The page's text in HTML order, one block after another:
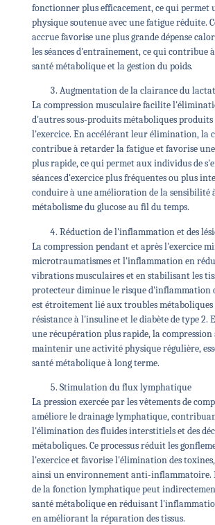
fonctionner plus efficacement, ce qui permet
physique soutenue avec une fatigue réduite.
accrue favorise une plus grande dépense
les séances d'entraînement, ce qui contribue
santé métabolique et la gestion du poids.
Augmentation de la clairance du
La compression musculaire facilite
d'autres sous-produits métaboliques
l'exercice. En accélérant leur élimination, la
contribue à retarder la fatigue et favorise
plus rapide, ce qui permet aux individus de
séances d'exercice plus fréquentes ou plus
conduire à une amélioration de la sensibilité
métabolisme du glucose au fil du temps.
Réduction de l'inflammation et des
La compression pendant et après l'exercice
microtraumatismes et l'inflammation en
vibrations musculaires et en stabilisant les
protecteur diminue le risque d'inflammation
est étroitement lié aux troubles métaboliques
résistance à l'insuline et le diabète de type 2.
une récupération plus rapide, la compression
maintenir une activité physique régulière,
santé métabolique à long terme.
Stimulation du flux lymphatique
La pression exercée par les vêtements de
améliore le drainage lymphatique,
l'élimination des fluides interstitiels et des
métaboliques. Ce processus réduit les
l'exercice et favorise l'élimination des
ainsi un environnement anti-inflammatoire.
de la fonction lymphatique peut
santé métabolique en réduisant
en améliorant la réparation des tissus.